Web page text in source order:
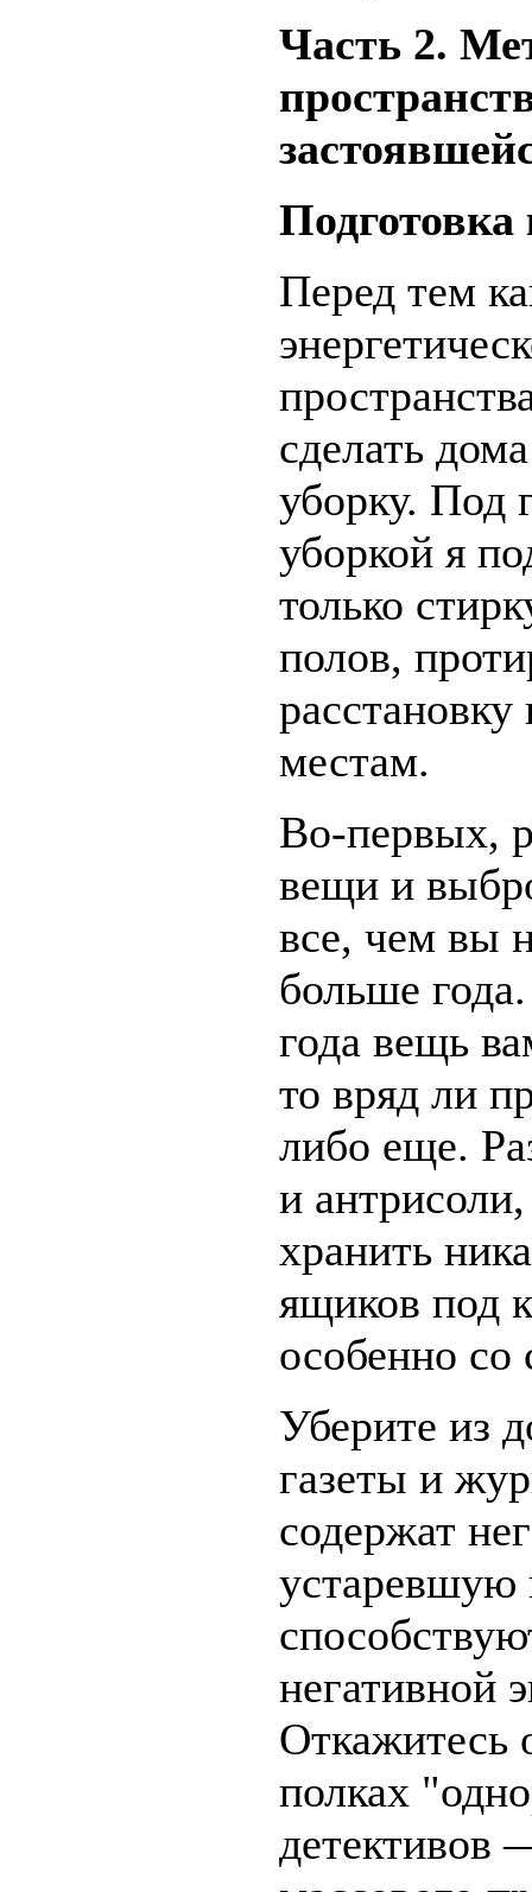
Часть 2.
Перед тем
сделать
уборку. Под
уборкой я
только
полов,
местам.
Во-первых,
вещи и
все, чем вы
больше
года вещь
то вряд ли
либо еще.
и
хранить
ящиков под
особенно
Уберите из
газеты и
содержат
негативной
Откажитесь
полках
детективов